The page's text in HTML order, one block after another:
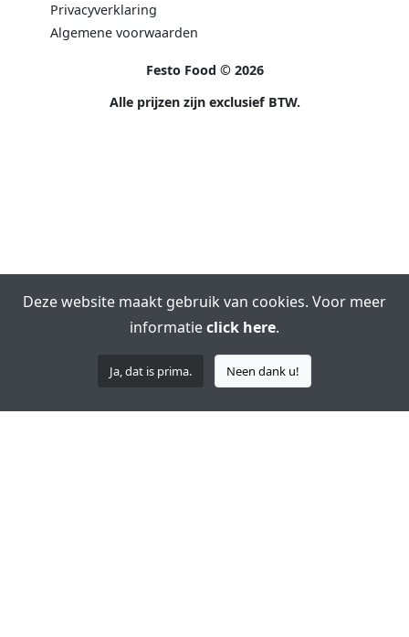
Privacyverklaring
Algemene voorwaarden
Festo Food © 2026
Alle prijzen zijn exclusief BTW.
Deze website maakt gebruik van cookies. Voor meer
informatieclick here.
Ja, dat is prima. Neen dank u!